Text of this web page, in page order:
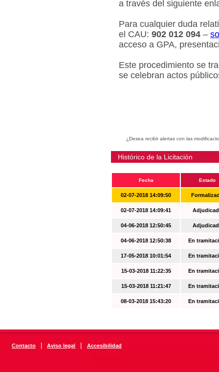
a través del siguiente
Para cualquier duda
el CAU: 902 012 094 –
acceso a GPA,
Este procedimiento se
se celebran actos
¿Desea recibir alertas con las
Histórico de la Licitación
Fecha Estado
02-07-2018 14:09:50
02-07-2018 14:09:41
04-06-2018 12:50:45
04-06-2018 12:50:38 En
17-05-2018 10:01:54 En
15-03-2018 11:22:35 En
15-03-2018 11:21:47 En
08-03-2018 15:43:20 En
Contacto | Aviso legal | Accesibilidad